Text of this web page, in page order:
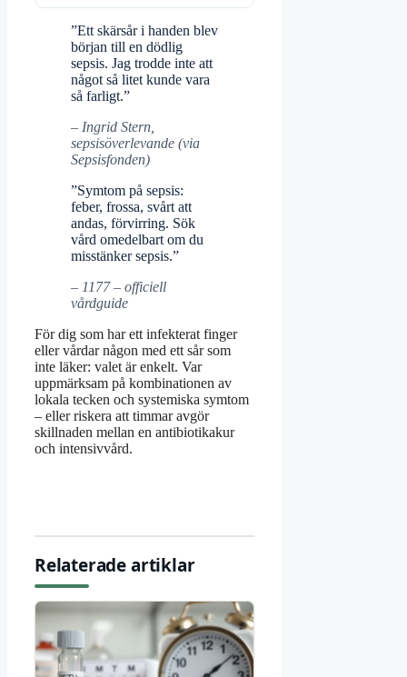
”Ett skärsår i handen blev
början till en dödlig
sepsis. Jag trodde inte att
något så litet kunde vara
så farligt.”
– Ingrid Stern,
sepsisöverlevande (via
Sepsisfonden)
”Symtom på sepsis:
feber, frossa, svårt att
andas, förvirring. Sök
vård omedelbart om du
misstänker sepsis.”
– 1177 – officiell
vårdguide
För dig som har ett infekterat finger
eller vårdar någon med ett sår som
inte läker: valet är enkelt. Var
uppmärksam på kombinationen av
lokala tecken och systemiska symtom
– eller riskera att timmar avgör
skillnaden mellan en antibiotikakur
och intensivvård.
Relaterade artiklar